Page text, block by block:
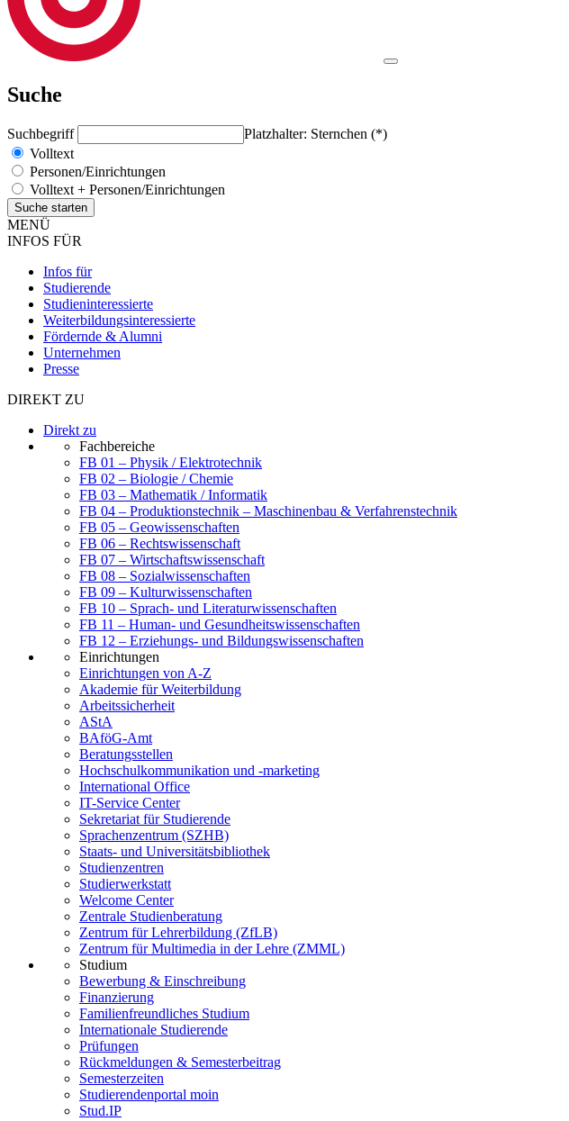
Suche
Suchbegriff
Platzhalter: Sternchen (*)
Volltext
Personen/Einrichtungen
Volltext + Personen/Einrichtungen
MENÜ
INFOS FÜR
Infos für
Studierende
Studieninteressierte
Weiterbildungsinteressierte
Fördernde & Alumni
Unternehmen
Presse
DIREKT ZU
Direkt zu
Fachbereiche
FB 01 – Physik / Elektrotechnik
FB 02 – Biologie / Chemie
FB 03 – Mathematik / Informatik
FB 04 – Produktionstechnik – Maschinenbau & Verfahrenstechnik
FB 05 – Geowissenschaften
FB 06 – Rechtswissenschaft
FB 07 – Wirtschaftswissenschaft
FB 08 – Sozialwissenschaften
FB 09 – Kulturwissenschaften
FB 10 – Sprach- und Literaturwissenschaften
FB 11 – Human- und Gesundheitswissenschaften
FB 12 – Erziehungs- und Bildungswissenschaften
Einrichtungen
Einrichtungen von A-Z
Akademie für Weiterbildung
Arbeitssicherheit
AStA
BAföG-Amt
Beratungsstellen
Hochschulkommunikation und -marketing
International Office
IT-Service Center
Sekretariat für Studierende
Sprachenzentrum (SZHB)
Staats- und Universitätsbibliothek
Studienzentren
Studierwerkstatt
Welcome Center
Zentrale Studienberatung
Zentrum für Lehrerbildung (ZfLB)
Zentrum für Multimedia in der Lehre (ZMML)
Studium
Bewerbung & Einschreibung
Finanzierung
Familienfreundliches Studium
Internationale Studierende
Prüfungen
Rückmeldungen & Semesterbeitrag
Semesterzeiten
Studierendenportal moin
Stud.IP